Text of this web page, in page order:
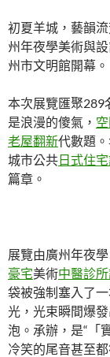
初夏羊城，藝韻
州年夜學美術與
州市文明館開幕。
本次展覽匯聚289
是浪漫的傻氣，
老屋翻新代數題
城市公共日式住
篇章。
展覽由廣州年夜
豪宅美術中醫診
袋被強制塞入了
光，光束瞬間爆
泡。承辦，是“「
冷笑的尾音甚至